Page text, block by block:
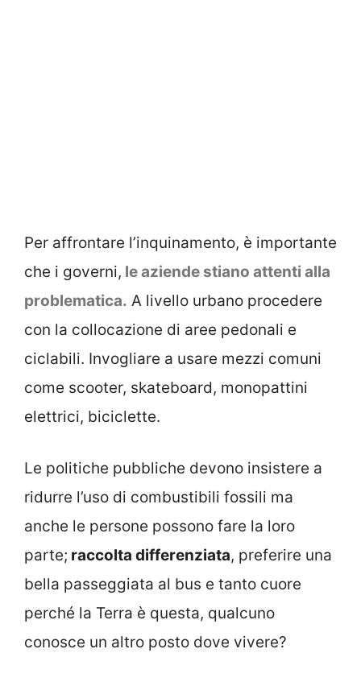
Per affrontare l’inquinamento, è importante
che i governi, le aziende stiano attenti alla
problematica. A livello urbano procedere
con la collocazione di aree pedonali e
ciclabili. Invogliare a usare mezzi comuni
come scooter, skateboard, monopattini
elettrici, biciclette.
Le politiche pubbliche devono insistere a
ridurre l’uso di combustibili fossili ma
anche le persone possono fare la loro
parte; raccolta differenziata, preferire una
bella passeggiata al bus e tanto cuore
perché la Terra è questa, qualcuno
conosce un altro posto dove vivere?